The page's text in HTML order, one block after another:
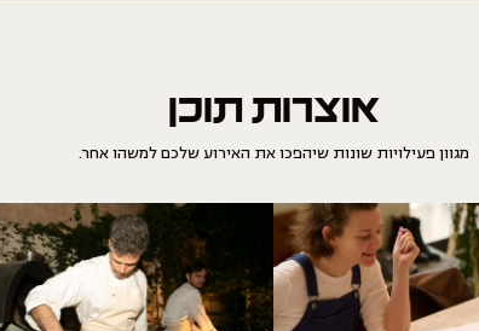
אוצרות תוכן
מגוון פעילויות שונות שיהפכו את האירוע שלכם למשהו אחר.